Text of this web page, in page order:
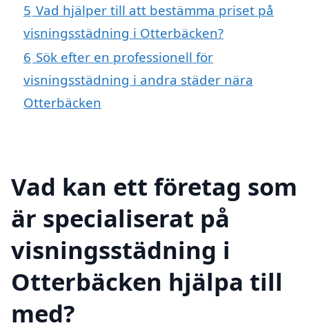
5 Vad hjälper till att bestämma priset på
visningsstädning i Otterbäcken?
6 Sök efter en professionell för
visningsstädning i andra städer nära
Otterbäcken
Vad kan ett företag som
är specialiserat på
visningsstädning i
Otterbäcken hjälpa till
med?